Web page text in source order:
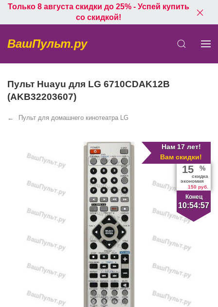
Только 8 августа скидки до 25% - Успей купить
со скидкой!
ВашПульт.ру
Пульт Huayu для LG 6710CDAK12B
(AKB32203607)
Пульт для домашнего кинотеатра LG
Нам 17 лет!
Вам скидки!
Конец
10:54:57
15 %
скидка
экономия
150 руб.